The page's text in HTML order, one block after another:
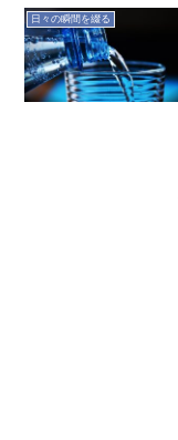
日々の瞬間を綴る